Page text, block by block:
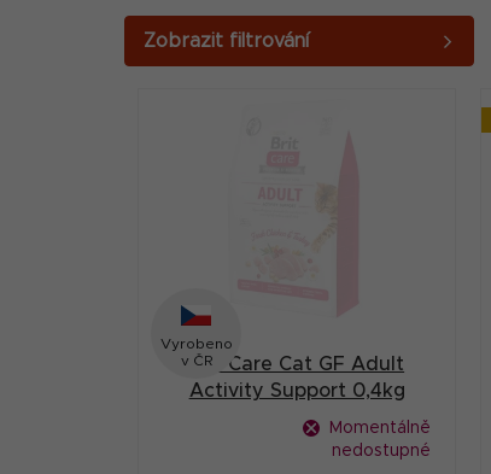
o
Vyrobeno
v ČRBrit Care Cat GF Adult
Activity Support 0,4kg
Momentálně
nedostupné